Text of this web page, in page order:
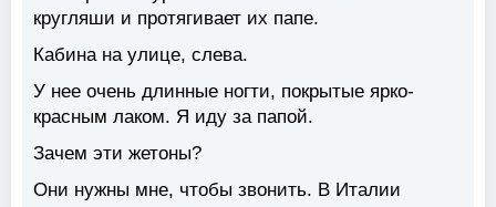
кругляши и протягивает их папе.
Кабина на улице, слева.
У нее очень длинные ногти, покрытые ярко-
красным лаком. Я иду за папой.
Зачем эти жетоны?
Они нужны мне, чтобы звонить. В Италии